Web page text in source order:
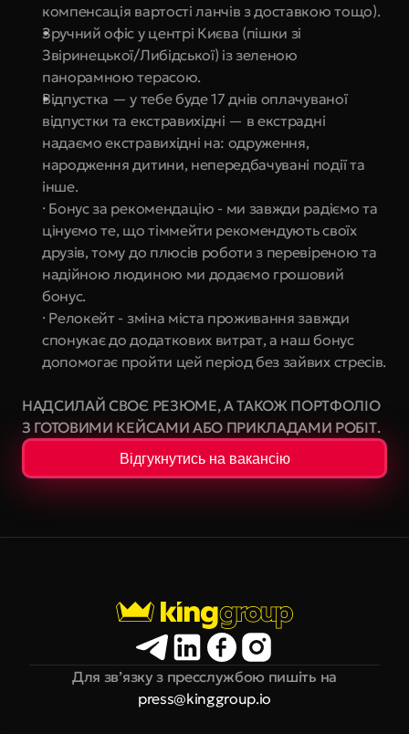
компенсація вартості ланчів з доставкою тощо).
Зручний офіс у центрі Києва (пішки зі
Звіринецької/Либідської) із зеленою
панорамною терасою.
Відпустка — у тебе буде 17 днів оплачуваної
відпустки та екстравихідні — в екстрадні
надаємо екстравихідні на: одруження,
народження дитини, непередбачувані події та
інше.
· Бонус за рекомендацію - ми завжди радіємо та
цінуємо те, що тіммейти рекомендують своїх
друзів, тому до плюсів роботи з перевіреною та
надійною людиною ми додаємо грошовий
бонус.
· Релокейт - зміна міста проживання завжди
спонукає до додаткових витрат, а наш бонус
допомогає пройти цей період без зайвих стресів.
НАДСИЛАЙ СВОЄ РЕЗЮМЕ, А ТАКОЖ ПОРТФОЛІО
З ГОТОВИМИ КЕЙСАМИ АБО ПРИКЛАДАМИ РОБІТ.
Відгукнутись на вакансію
Для зв’язку з пресслужбою пишіть на
press@kinggroup.io